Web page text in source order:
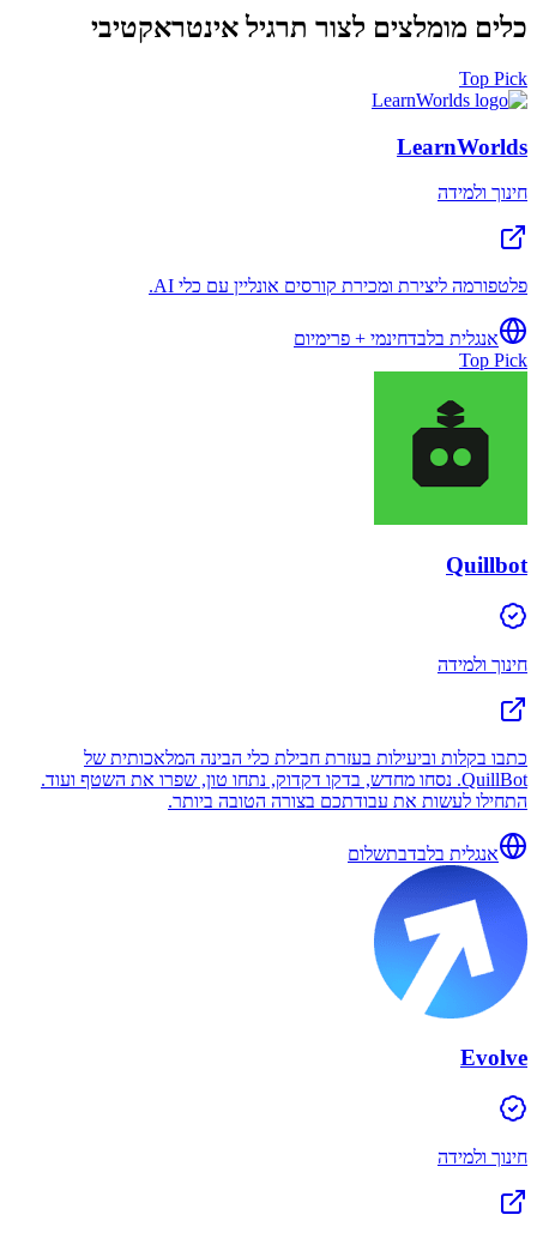
כלים מומלצים לצור תרגיל אינטראקטיבי
Top Pick
LearnWorlds
חינוך ולמידה
פלטפורמה ליצירת ומכירת קורסים אונליין עם כלי AI.
אנגלית בלבדחינמי + פרימיום
Top Pick
Quillbot
חינוך ולמידה
כתבו בקלות וביעילות בעזרת חבילת כלי הבינה המלאכותית של
QuillBot. נסחו מחדש, בדקו דקדוק, נתחו טון, שפרו את השטף ועוד.
התחילו לעשות את עבודתכם בצורה הטובה ביותר.
אנגלית בלבדבתשלום
Evolve
חינוך ולמידה